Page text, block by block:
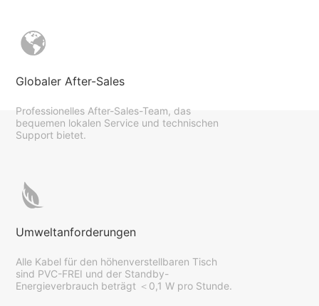
Globaler After-Sales
Professionelles After-Sales-Team, das
bequemen lokalen Service und technischen
Support bietet.
Umweltanforderungen
Alle Kabel für den höhenverstellbaren Tisch
sind PVC-FREI und der Standby-
Energieverbrauch beträgt ＜0,1 W pro Stunde.